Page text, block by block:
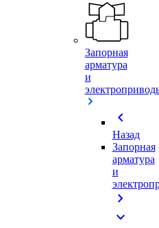
Запорная
арматура
и
chevron_left
Назад
Запорная
арматура
и
chevron_right
expand_more